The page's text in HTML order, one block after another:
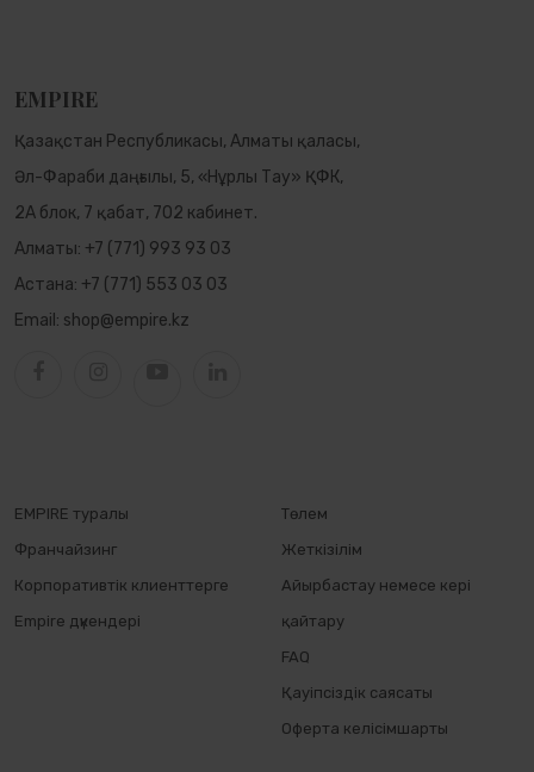
EMPIRE
Қазақстан Республикасы, Алматы қаласы,
Әл-Фараби даңғылы, 5, «Нұрлы Тау» ҚФК,
2А блок, 7 қабат, 702 кабинет.
Алматы: +7 (771) 993 93 03
Астана: +7 (771) 553 03 03
Email: shop@empire.kz
EMPIRE туралы
Франчайзинг
Корпоративтік клиенттерге
Empire дүкендері
Төлем
Жеткізілім
Айырбастау немесе кері
қайтару
FAQ
Қауіпсіздік саясаты
Оферта келісімшарты